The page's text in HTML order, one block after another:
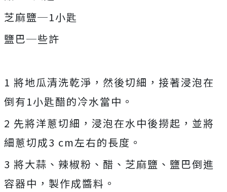
芝麻鹽─1小匙
鹽巴─些許
1 將地瓜清洗乾淨，然後切細，接著浸泡在
倒有1小匙醋的冷水當中。
2 先將洋蔥切細，浸泡在水中後撈起，並將
細蔥切成3 cm左右的長度。
3 將大蒜、辣椒粉、醋、芝麻鹽、鹽巴倒進
容器中，製作成醬料。